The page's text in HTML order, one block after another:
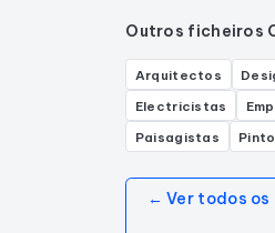
Outros ficheiros
Arquitectos
Electricistas
Paisagistas
← Ver todos